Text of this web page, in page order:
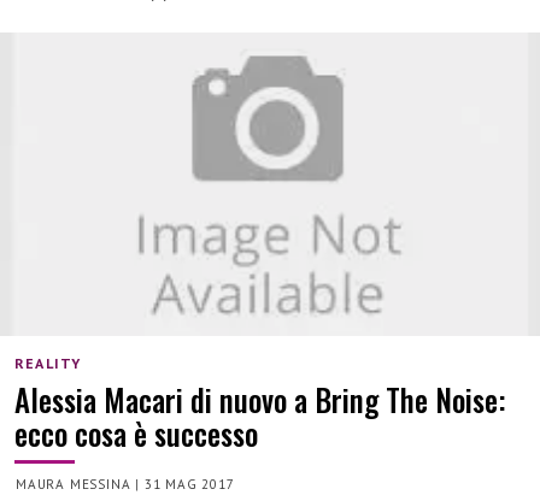
REALITY
Alessia Macari di nuovo a Bring The Noise:
ecco cosa è successo
MAURA MESSINA | 31 MAG 2017